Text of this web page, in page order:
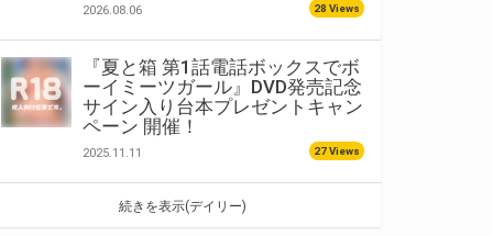
2026.08.06 28 Views
『夏と箱 第1話電話ボックスでボ
ーイミーツガール』DVD発売記念
サイン入り台本プレゼントキャン
ペーン 開催！
2025.11.11 27 Views
続きを表示(デイリー)